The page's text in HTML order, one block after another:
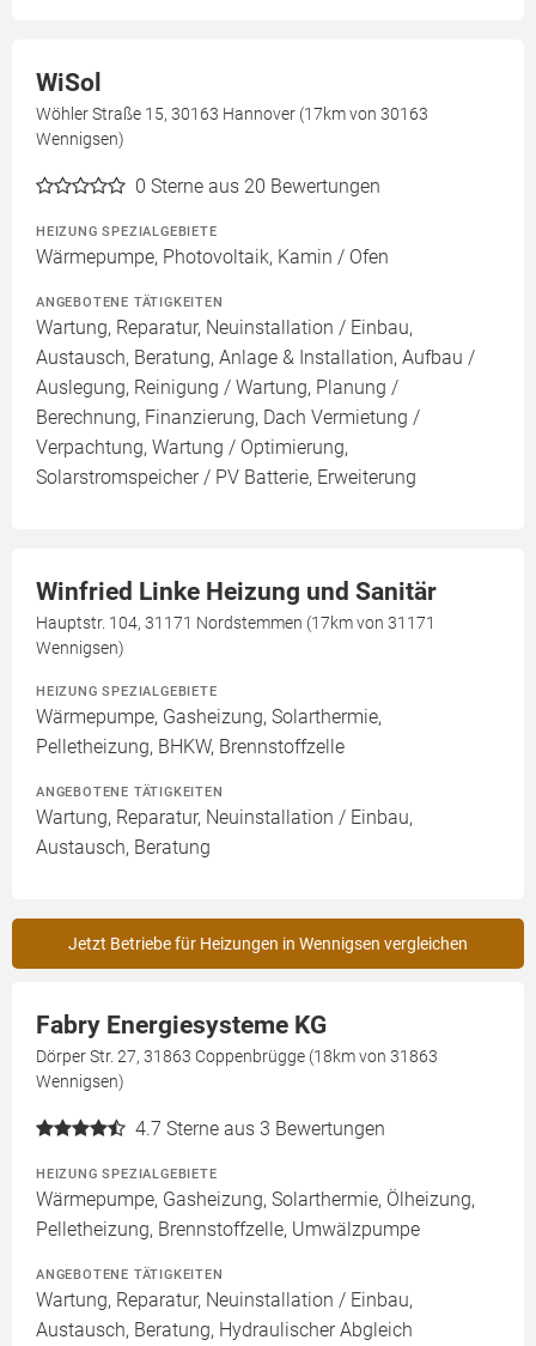
WiSol
Wöhler Straße 15, 30163 Hannover (17km von 30163
Wennigsen)
0 Sterne aus 20 Bewertungen
HEIZUNG SPEZIALGEBIETE
Wärmepumpe, Photovoltaik, Kamin / Ofen
ANGEBOTENE TÄTIGKEITEN
Wartung, Reparatur, Neuinstallation / Einbau,
Austausch, Beratung, Anlage & Installation, Aufbau /
Auslegung, Reinigung / Wartung, Planung /
Berechnung, Finanzierung, Dach Vermietung /
Verpachtung, Wartung / Optimierung,
Solarstromspeicher / PV Batterie, Erweiterung
Winfried Linke Heizung und Sanitär
Hauptstr. 104, 31171 Nordstemmen (17km von 31171
Wennigsen)
HEIZUNG SPEZIALGEBIETE
Wärmepumpe, Gasheizung, Solarthermie,
Pelletheizung, BHKW, Brennstoffzelle
ANGEBOTENE TÄTIGKEITEN
Wartung, Reparatur, Neuinstallation / Einbau,
Austausch, Beratung
Jetzt Betriebe für Heizungen in Wennigsen vergleichen
Fabry Energiesysteme KG
Dörper Str. 27, 31863 Coppenbrügge (18km von 31863
Wennigsen)
4.7 Sterne aus 3 Bewertungen
HEIZUNG SPEZIALGEBIETE
Wärmepumpe, Gasheizung, Solarthermie, Ölheizung,
Pelletheizung, Brennstoffzelle, Umwälzpumpe
ANGEBOTENE TÄTIGKEITEN
Wartung, Reparatur, Neuinstallation / Einbau,
Austausch, Beratung, Hydraulischer Abgleich